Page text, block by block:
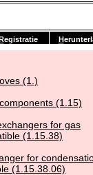
(1.)
(1.15)
for gas
(1.15.38)
for
(1.15.38.06)
egistratie H